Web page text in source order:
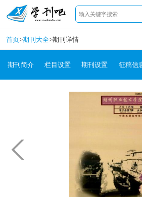
首页>期刊大全>期刊详情
期刊简介 栏目设置 期刊设置 征稿信